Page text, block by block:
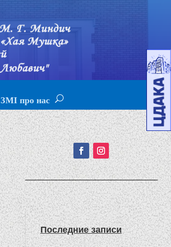
ЗМІ про нас
Подписывайтесь!
Последние записи